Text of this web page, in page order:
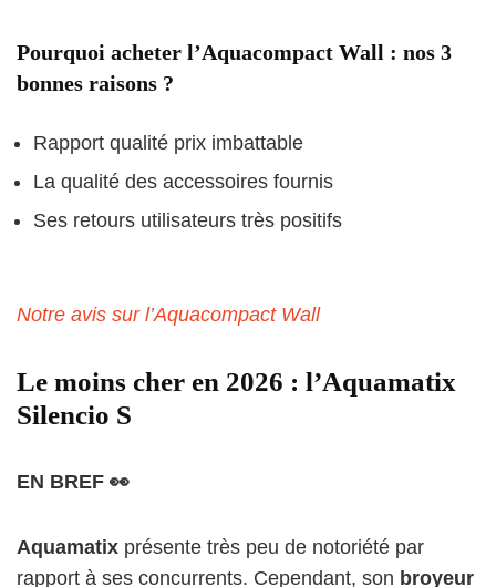
Pourquoi acheter l’Aquacompact Wall : nos 3
bonnes raisons ?
Rapport qualité prix imbattable
La qualité des accessoires fournis
Ses retours utilisateurs très positifs
Notre avis sur l’Aquacompact Wall
Le moins cher en 2026 : l’Aquamatix
Silencio S
EN BREF 👀
Aquamatix présente très peu de notoriété par
rapport à ses concurrents. Cependant, son broyeur